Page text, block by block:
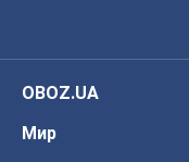
OBOZ.UA
Мир